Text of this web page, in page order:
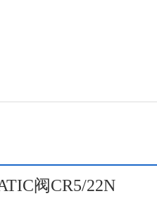
阀CR5/22N